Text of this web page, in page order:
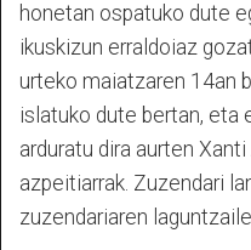
honetan ospatuko dute
ikuskizun erraldoiaz
urteko maiatzaren 14an
islatuko dute bertan, eta
arduratu dira aurten
azpeitiarrak. Zuzendari
zuzendariaren